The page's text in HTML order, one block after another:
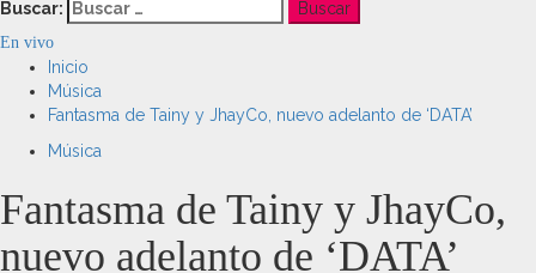
Buscar:
En vivo
Inicio
Música
Fantasma de Tainy y JhayCo, nuevo adelanto de ‘DATA’
Música
Fantasma de Tainy y JhayCo,
nuevo adelanto de ‘DATA’